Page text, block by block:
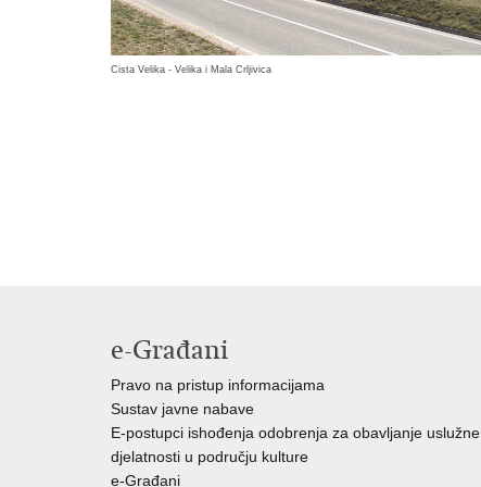
Cista Velika - Velika i Mala Crljivica
e-Građani
Pravo na pristup informacijama
Sustav javne nabave
E-postupci ishođenja odobrenja za obavljanje uslužne
djelatnosti u području kulture
e-Građani